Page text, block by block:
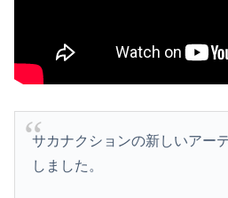
サカナクションの新しいアー
しました。